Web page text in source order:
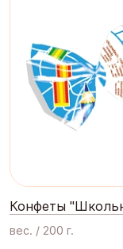
Конфеты
вес. / 200 г.